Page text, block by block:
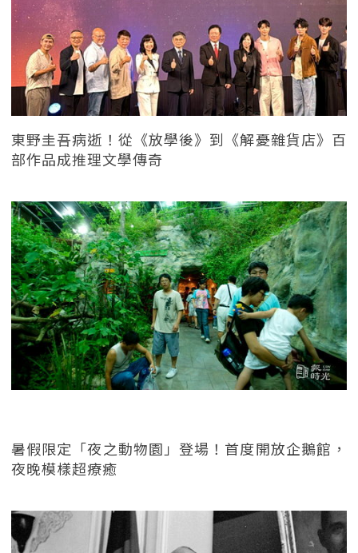
東野圭吾病逝！從《放學後》到《解憂雜貨店》百
部作品成推理文學傳奇
暑假限定「夜之動物園」登場！首度開放企鵝館，
夜晚模樣超療癒